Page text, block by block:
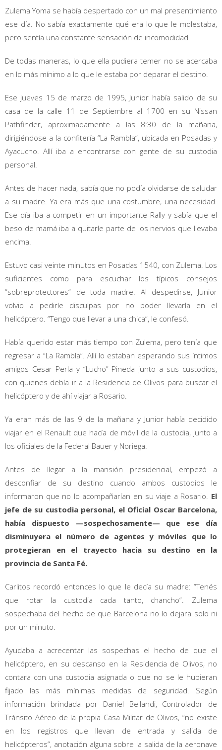
Zulema Yoma se había despertado con un mal presentimiento
ese día. No sabía exactamente qué era lo que le molestaba,
pero sentía una constante sensación de incomodidad.
De todas maneras, lo que ella pudiera temer no se acercaba
en lo más mínimo a lo que le estaba por deparar el destino.
Ese jueves 15 de marzo de 1995, Junior había salido de su
casa de la calle 11 de Septiembre al 1700 en su Nissan
Pathfinder, aproximadamente a las 8:30 de la mañana,
dirigiéndose a la confitería “La Rambla”, ubicada en Posadas y
Ayacucho. Allí iba a encontrarse con gente de su custodia
personal.
Antes de hacer nada, sabía que no podía olvidarse de saludar
a su madre. Ya era más que una costumbre, una necesidad.
Ese día iba a competir en un importante Rally y sabía que el
beso de mamá iba a quitarle parte de los nervios que llevaba
encima.
Estuvo casi veinte minutos en Posadas 1540, con Zulema. Los
suficientes como para escuchar los típicos consejos
“sobreprotectores” de toda madre. Al despedirse, Junior
volvio a pedirle disculpas por no poder llevarla en el
helicóptero. “Tengo que llevar a una chica”, le confesó.
Había querido estar más tiempo con Zulema, pero tenía que
regresar a “La Rambla”. Allí lo estaban esperando sus íntimos
amigos Cesar Perla y “Lucho” Pineda junto a sus custodios,
con quienes debía ir a la Residencia de Olivos para buscar el
helicóptero y de ahí viajar a Rosario.
Ya eran más de las 9 de la mañana y Junior había decidido
viajar en el Renault que hacía de móvil de la custodia, junto a
los oficiales de la Federal Bauer y Noriega.
Antes de llegar a la mansión presidencial, empezó a
desconfiar de su destino cuando ambos custodios le
informaron que no lo acompañarían en su viaje a Rosario. El
jefe de su custodia personal, el Oficial Oscar Barcelona,
había dispuesto —sospechosamente— que ese día
disminuyera el número de agentes y móviles que lo
protegieran en el trayecto hacia su destino en la
provincia de Santa Fé.
Carlitos recordó entonces lo que le decía su madre: “Tenés
que rotar la custodia cada tanto, chancho”. Zulema
sospechaba del hecho de que Barcelona no lo dejara solo ni
por un minuto.
Ayudaba a acrecentar las sospechas el hecho de que el
helicóptero, en su descanso en la Residencia de Olivos, no
contara con una custodia asignada o que no se le hubieran
fijado las más mínimas medidas de seguridad. Según
información brindada por Daniel Bellandi, Controlador de
Tránsito Aéreo de la propia Casa Militar de Olivos, “no existe
en los registros que llevan de entrada y salida de
helicópteros”, anotación alguna sobre la salida de la aeronave